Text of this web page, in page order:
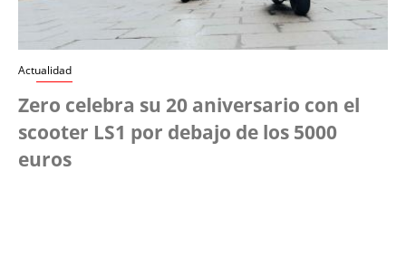
Actualidad
Zero celebra su 20 aniversario con el
scooter LS1 por debajo de los 5000
euros